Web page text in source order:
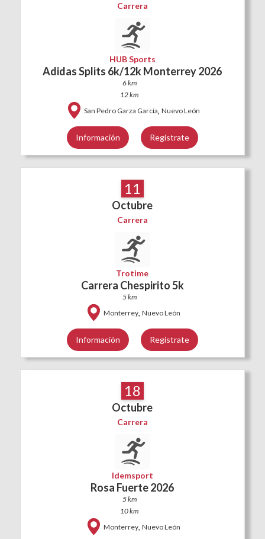
Carrera
HUB Sports
Adidas Splits 6k/12k Monterrey 2026
6 km
12 km
San Pedro Garza García, Nuevo León
Información Regístrate
11
Octubre
Carrera
Trotime
Carrera Chespirito 5k
5 km
Monterrey, Nuevo León
Información Regístrate
18
Octubre
Carrera
Idemsport
Rosa Fuerte 2026
5 km
10 km
Monterrey, Nuevo León